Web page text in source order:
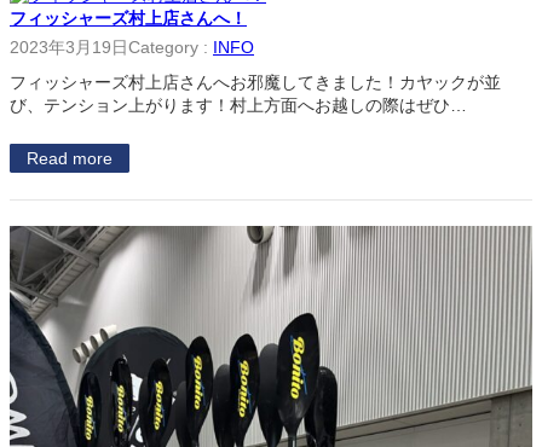
フィッシャーズ村上店さんへ！
2023年3月19日Category : INFO
フィッシャーズ村上店さんへお邪魔してきました！カヤックが並
び、テンション上がります！村上方面へお越しの際はぜひ…
Read more